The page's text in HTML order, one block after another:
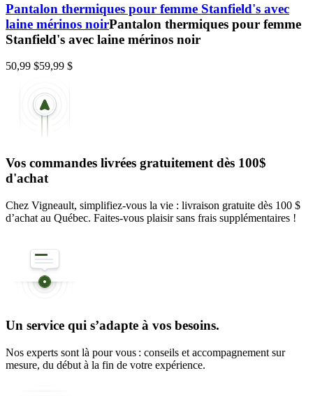
Pantalon thermiques pour femme Stanfield's avec
laine mérinos noirPantalon thermiques pour femme
Stanfield's avec laine mérinos noir
50,99 $59,99 $
Vos commandes livrées gratuitement dès 100$
d'achat
Chez Vigneault, simplifiez-vous la vie : livraison gratuite dès 100 $
d’achat au Québec. Faites-vous plaisir sans frais supplémentaires !
Un service qui s’adapte à vos besoins.
Nos experts sont là pour vous : conseils et accompagnement sur
mesure, du début à la fin de votre expérience.